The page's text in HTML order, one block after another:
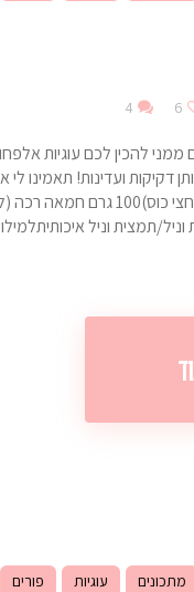
6
4
להכין לכם עוגיות
תמצית וניל
מתכונים עוגיות פורים